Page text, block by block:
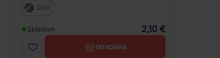
DVD
Skladom 2,10 €
DO KOŠÍKA